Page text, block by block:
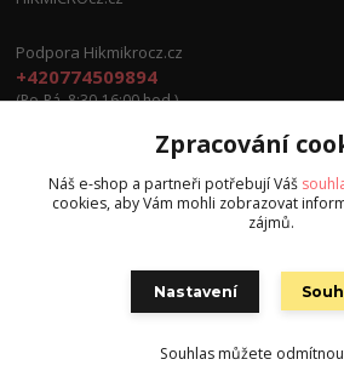
Podpora Hikmikrocz.cz
+420774509894
(Po-Pá, 8:30-16:00 hod.)
info@hikmicrocz.cz
Zpracování
Náš e-shop a partneři potřebují Váš
cookies, aby Vám mohli zobrazovat
zájmů.
Nastavení
Souhlas můžete